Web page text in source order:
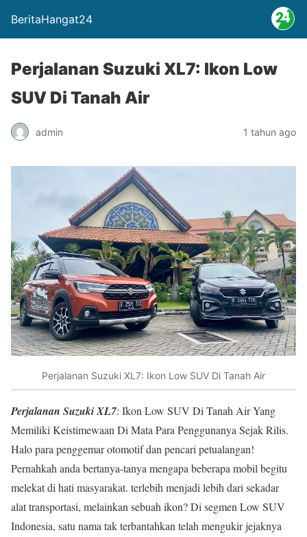
BeritaHangat24
Perjalanan Suzuki XL7: Ikon Low
SUV Di Tanah Air
admin 1 tahun ago
Perjalanan Suzuki XL7: Ikon Low SUV Di Tanah Air
Perjalanan Suzuki XL7: Ikon Low SUV Di Tanah Air Yang
Memiliki Keistimewaan Di Mata Para Penggunanya Sejak Rilis.
Halo para penggemar otomotif dan pencari petualangan!
Pernahkah anda bertanya-tanya mengapa beberapa mobil begitu
melekat di hati masyarakat. terlebih menjadi lebih dari sekadar
alat transportasi, melainkan sebuah ikon? Di segmen Low SUV
Indonesia, satu nama tak terbantahkan telah mengukir jejaknya